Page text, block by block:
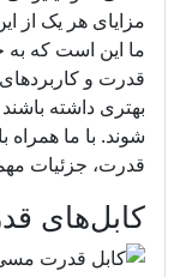
مزایای هر یک از
ما این است که به
قدرت و کاربردهای
بهتری داشته
شوند. با ما همراه
قدرت، جزئیات
کابل‌های